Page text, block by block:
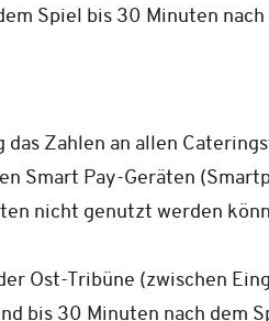
Spiel bis 30 Minuten
das Zahlen an allen
Smart Pay-Geräten
nicht genutzt werden
Ost-Tribüne (zwischen
bis 30 Minuten nach dem